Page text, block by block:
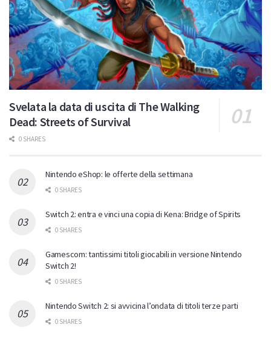
Svelata la data di uscita di The Walking
Dead: Streets of Survival
0 SHARES
Nintendo eShop: le offerte della settimana
0 SHARES
Switch 2: entra e vinci una copia di Kena: Bridge of Spirits
0 SHARES
Gamescom: tantissimi titoli giocabili in versione Nintendo
Switch 2!
0 SHARES
Nintendo Switch 2: si avvicina l’ondata di titoli terze parti
0 SHARES